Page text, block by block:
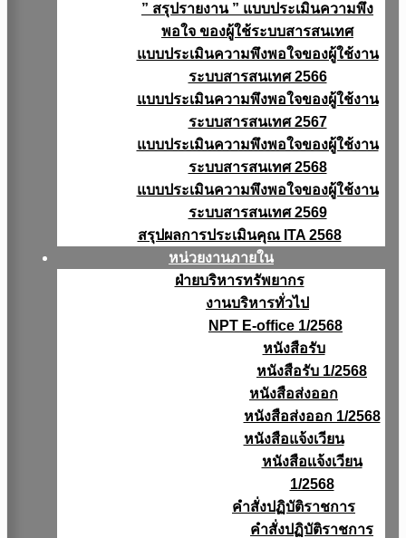
” สรุปรายงาน ” แบบประเมินความพึง
พอใจ ของผู้ใช้ระบบสารสนเทศ
แบบประเมินความพึงพอใจของผู้ใช้งาน
ระบบสารสนเทศ 2566
แบบประเมินความพึงพอใจของผู้ใช้งาน
ระบบสารสนเทศ 2567
แบบประเมินความพึงพอใจของผู้ใช้งาน
ระบบสารสนเทศ 2568
แบบประเมินความพึงพอใจของผู้ใช้งาน
ระบบสารสนเทศ 2569
สรุปผลการประเมินคุณ ITA 2568
หน่วยงานภายใน
ฝ่ายบริหารทรัพยากร
งานบริหารทั่วไป
NPT E-office 1/2568
หนังสือรับ
หนังสือรับ 1/2568
หนังสือส่งออก
หนังสือส่งออก 1/2568
หนังสือแจ้งเวียน
หนังสือเเจ้งเวียน
1/2568
คำสั่งปฏิบัติราชการ
คำสั่งปฏิบัติราชการ